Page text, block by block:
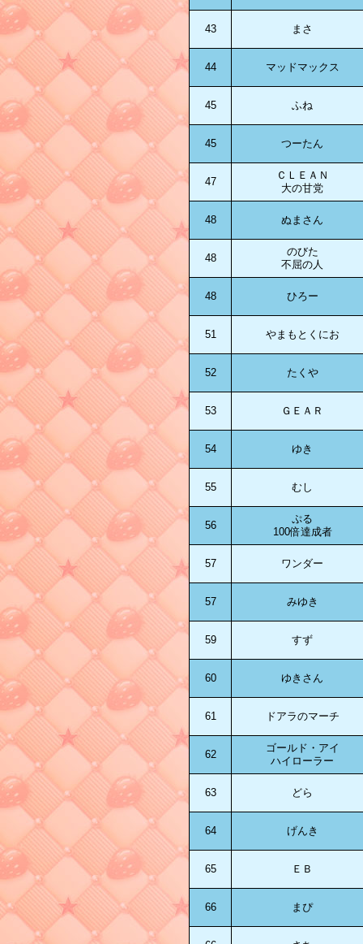
43 まさ
44 マッドマックス
45 ふね
45 つーたん
47
ＣＬＥＡＮ
大の甘党
48 ぬまさん
48
のびた
不屈の人
48 ひろー
51 やまもとくにお
52 たくや
53 ＧＥＡＲ
54 ゆき
55 むし
56
ぷる
100倍達成者
57 ワンダー
57 みゆき
59 すず
60 ゆきさん
61 ドアラのマーチ
62
ゴールド・アイ
ハイローラー
63 どら
64 げんき
65 ＥＢ
66 まぴ